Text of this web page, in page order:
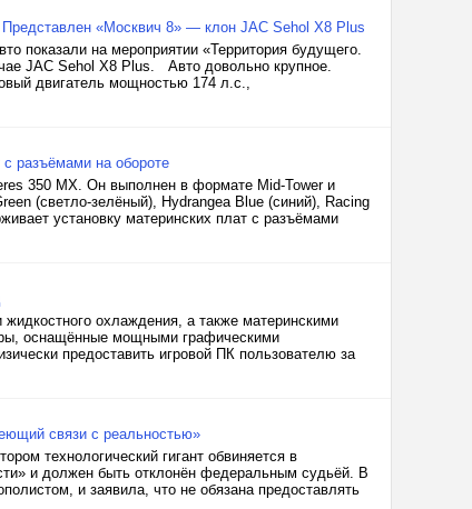
«Москвич 8» — клон JAC Sehol X8 Plus
показали на мероприятии «Территория будущего.
JAC Sehol X8 Plus. Авто довольно крупное.
двигатель мощностью 174 л.с.,
разъёмами на обороте
350 MX. Он выполнен в формате Mid-Tower и
(светло-зелёный), Hydrangea Blue (синий), Racing
установку материнских плат с разъёмами
охлаждения, а также материнскими
оснащённые мощными графическими
предоставить игровой ПК пользователю за
связи с реальностью»
технологический гигант обвиняется в
и должен быть отклонён федеральным судьёй. В
и заявила, что не обязана предоставлять